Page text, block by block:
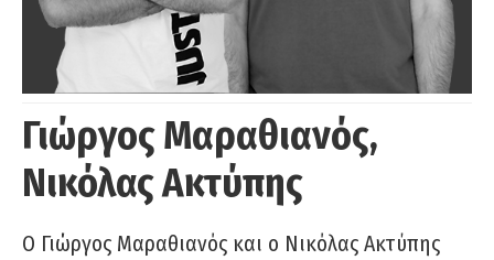
Γιώργος Μαραθιανός,
Νικόλας Ακτύπης
Ο Γιώργος Μαραθιανός και ο Νικόλας Ακτύπης